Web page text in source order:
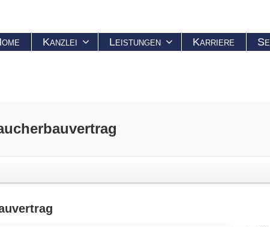
Kanzlei Leistungen Karriere